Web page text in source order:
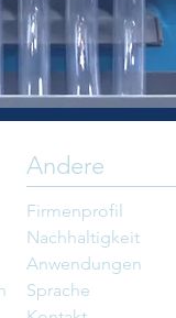
Andere
Firmenprofil
Nachhaltigkeit
Anwendungen
Sprache